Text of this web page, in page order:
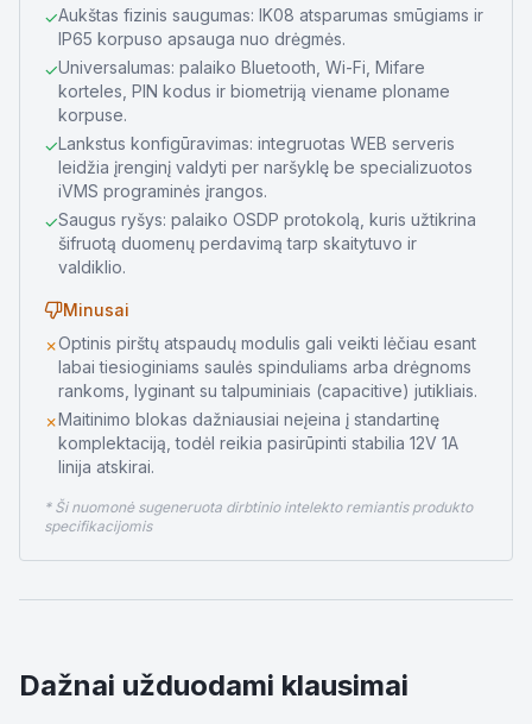
✓Aukštas fizinis saugumas: IK08 atsparumas smūgiams ir
IP65 korpuso apsauga nuo drėgmės.
✓Universalumas: palaiko Bluetooth, Wi-Fi, Mifare
korteles, PIN kodus ir biometriją viename ploname
korpuse.
✓Lankstus konfigūravimas: integruotas WEB serveris
leidžia įrenginį valdyti per naršyklę be specializuotos
iVMS programinės įrangos.
✓Saugus ryšys: palaiko OSDP protokolą, kuris užtikrina
šifruotą duomenų perdavimą tarp skaitytuvo ir
valdiklio.
Minusai
✗Optinis pirštų atspaudų modulis gali veikti lėčiau esant
labai tiesioginiams saulės spinduliams arba drėgnoms
rankoms, lyginant su talpuminiais (capacitive) jutikliais.
✗Maitinimo blokas dažniausiai neįeina į standartinę
komplektaciją, todėl reikia pasirūpinti stabilia 12V 1A
linija atskirai.
* Ši nuomonė sugeneruota dirbtinio intelekto remiantis produkto
specifikacijomis
Dažnai užduodami klausimai